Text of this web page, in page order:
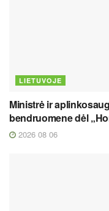
LIETUVOJE
Ministrė ir
bendruomene dėl
2026 08 06